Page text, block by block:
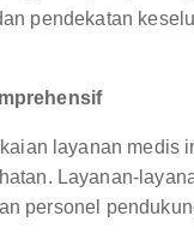
pendekatan
layanan medis
Layanan-
personel